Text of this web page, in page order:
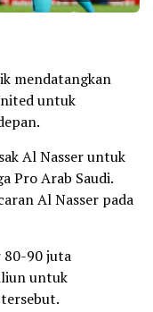
mendatangkan
untuk
Al Nasser untuk
Pro Arab Saudi.
Al Nasser pada
80-90 juta
untuk